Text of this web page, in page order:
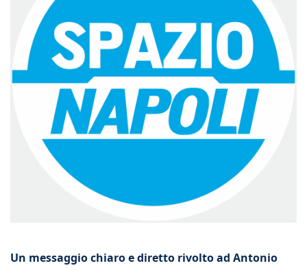
Un messaggio chiaro e diretto rivolto ad Antonio